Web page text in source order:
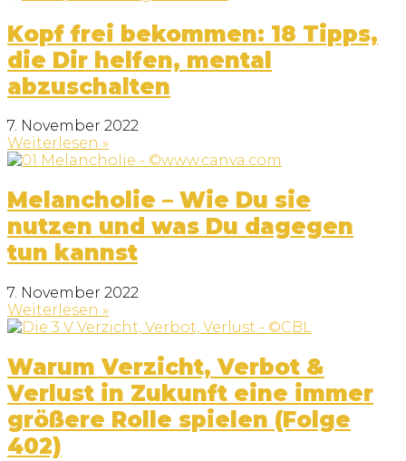
Kopf frei bekommen: 18 Tipps,
die Dir helfen, mental
abzuschalten
7. November 2022
Weiterlesen »
Melancholie – Wie Du sie
nutzen und was Du dagegen
tun kannst
7. November 2022
Weiterlesen »
Warum Verzicht, Verbot &
Verlust in Zukunft eine immer
größere Rolle spielen (Folge
402)